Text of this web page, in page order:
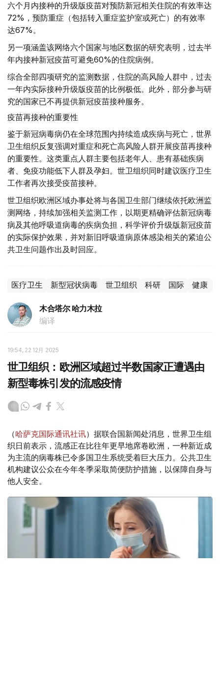
六个月内接种的升级版疫苗对预防新冠相关住院的有效率达
72%，预防重症（包括转入重症监护室或死亡）的有效率
达67%。
另一项涵盖该网络六个国家与地区数据的研究表明，过去半
年内接种新冠疫苗可避免60%的住院病例。
综合全部四项研究的监测数据，住院的高风险人群中，过去
一年内实际接种升级版疫苗的比例极低。此外，部分参与研
究的国家已不再提供新冠疫苗接种服务。
疫苗再接种的重要性
鉴于新冠病毒病仍在全球范围内持续造成疾病与死亡，世界
卫生组织反复强调对重症和死亡高风险人群开展疫苗再接种
的重要性。这类重点人群主要包括老年人、患有基础疾病
者、免疫功能低下人群及孕妇。世卫组织同时建议医疗卫生
工作者再次接受疫苗接种。
世卫组织欧洲区域办事处将与各国卫生部门继续依托欧洲监
测网络，持续加强相关监测工作，以期更精确评估新冠病毒
病及其他呼吸道病毒的疾病负担，科学评价升级版新冠疫苗
的实际保护效果，并对新旧呼吸道病原体感染相关的紧迫公
共卫生问题作出及时回应。
医疗卫生 新型冠状病毒 世卫组织 科研 国际 健康
木合塔尔 哈力木拉
编译
19:54, 22 12月 2025
世卫组织：欧洲区域超过半数国家正遭遇由
新型毒株引发的流感疫情
（哈萨克国际通讯社讯）据联合国新闻处消息，世界卫生组
织日前表示，流感正在比往年更早地席卷欧洲，一种新近成
为主流的病毒株已令多国卫生系统受着巨大压力。公共卫生
机构建议公众在今年冬季采取简便防护措施，以保障自身与
他人安全。